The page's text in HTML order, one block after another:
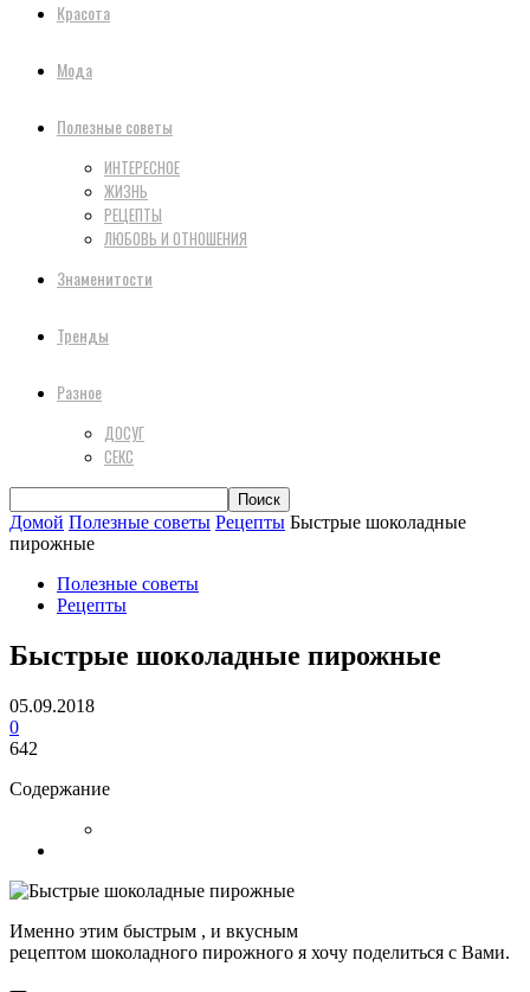
Красота
Мода
Полезные советы
ИНТЕРЕСНОЕ
ЖИЗНЬ
РЕЦЕПТЫ
ЛЮБОВЬ И ОТНОШЕНИЯ
Знаменитости
Тренды
Разное
ДОСУГ
СЕКС
Домой Полезные советы Рецепты Быстрые шоколадные
пирожные
Полезные советы
Рецепты
Быстрые шоколадные пирожные
05.09.2018
0
642
Содержание
Именно этим быстрым , и вкусным
рецептом шоколадного пирожного я хочу поделиться с Вами.